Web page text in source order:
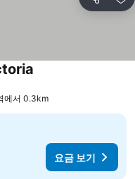
공유 즐
에서 0.3km
요금 보기